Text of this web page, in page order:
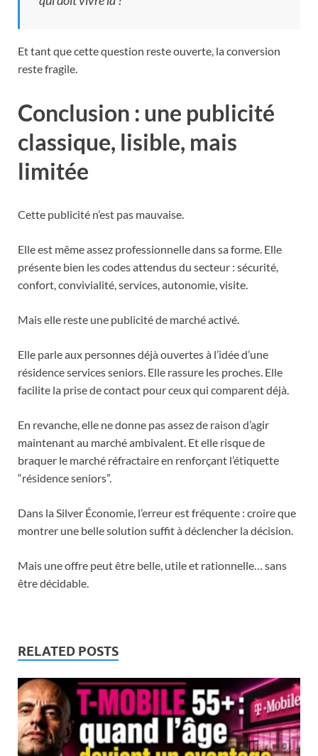
Et tant que cette question reste ouverte, la conversion
reste fragile.
Conclusion : une publicité
classique, lisible, mais
limitée
Cette publicité n’est pas mauvaise.
Elle est même assez professionnelle dans sa forme. Elle
présente bien les codes attendus du secteur : sécurité,
confort, convivialité, services, autonomie, visite.
Mais elle reste une publicité de marché activé.
Elle parle aux personnes déjà ouvertes à l’idée d’une
résidence services seniors. Elle rassure les proches. Elle
facilite la prise de contact pour ceux qui comparent déjà.
En revanche, elle ne donne pas assez de raison d’agir
maintenant au marché ambivalent. Et elle risque de
braquer le marché réfractaire en renforçant l’étiquette
“résidence seniors”.
Dans la Silver Économie, l’erreur est fréquente : croire que
montrer une belle solution suffit à déclencher la décision.
Mais une offre peut être belle, utile et rationnelle… sans
être décidable.
RELATED POSTS